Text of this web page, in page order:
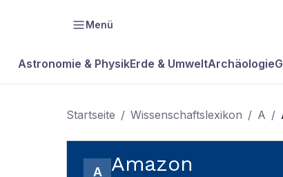
Menü
Astronomie & PhysikErde & UmweltArchäologie
Startseite / Wissenschaftslexikon / A /
A Amazon